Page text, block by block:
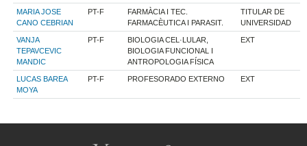
MARIA JOSE
CANO CEBRIAN
PT-F
FARMÀCIA I TEC.
FARMACÈUTICA I PARASIT.
TITULAR DE
UNIVERSIDAD
VANJA
TEPAVCEVIC
MANDIC
PT-F
BIOLOGIA CEL·LULAR,
BIOLOGIA FUNCIONAL I
ANTROPOLOGIA FÍSICA
EXT
LUCAS BAREA
MOYA
PT-F PROFESORADO EXTERNO EXT